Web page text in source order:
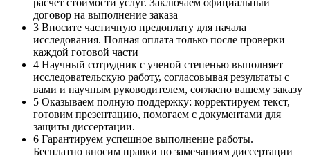
договор на выполнение заказа
3 Вносите частичную предоплату для начала
исследования. Полная оплата только после проверки
каждой готовой части
4 Научный сотрудник с ученой степенью выполняет
исследовательскую работу, согласовывая результаты с
вами и научным руководителем, согласно вашему заказу
5 Оказываем полную поддержку: корректируем текст,
готовим презентацию, помогаем с документами для
защиты диссертации.
6 Гарантируем успешное выполнение работы.
Бесплатно вносим правки по замечаниям диссертации